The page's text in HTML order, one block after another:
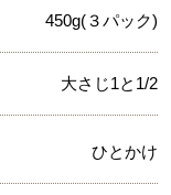
450g(３パック)
大さじ1と1/2
ひとかけ